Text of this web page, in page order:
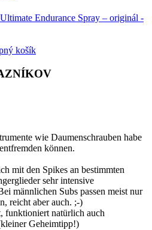
košík
wie Daumenschrauben habe
können.
mit den Spikes an bestimmten
sehr intensive
männlichen Subs passen meist nur
reicht aber auch. ;-)
funktioniert natürlich auch
Geheimtipp!)